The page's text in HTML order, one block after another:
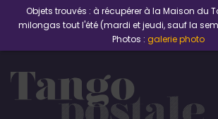
Objets trouvés : à récupérer à la Maison du
milongas tout l'été (mardi et jeudi, sauf la
Photos : galerie photo